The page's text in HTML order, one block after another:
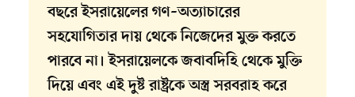
বছরে ইসরায়েলের গণ–অত্যাচারের
সহযোগিতার দায় থেকে নিজেদের মুক্ত করতে
পারবে না। ইসরায়েলকে জবাবদিহি থেকে মুক্তি
দিয়ে এবং এই দুষ্ট রাষ্ট্রকে অস্ত্র সরবরাহ করে